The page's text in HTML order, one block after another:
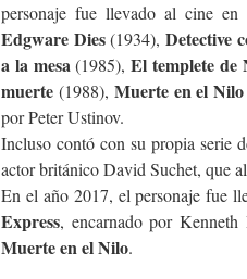
personaje fue llevado al cine
Edgware Dies(1934),Detective
a la mesa (1985),El templete de
muerte (1988), Muerte en el Nilo
por Peter Ustinov.
Incluso contó con su propia serie
actor británico David Suchet, que
En el año 2017, el personaje fue
Express, encarnado por
Muerte en el Nilo.